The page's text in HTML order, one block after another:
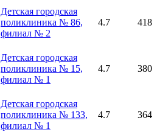
Детская городская
поликлиника № 86,
филиал № 2
4.7 418
Детская городская
поликлиника № 15,
филиал № 1
4.7 380
Детская городская
поликлиника № 133,
филиал № 1
4.7 364